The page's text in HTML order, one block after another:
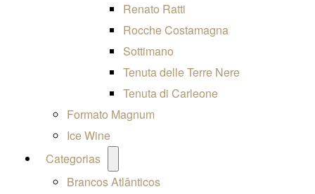
Renato Ratti
Rocche Costamagna
Sottimano
Tenuta delle Terre Nere
Tenuta di Carleone
Formato Magnum
Ice Wine
Categorias
menu
Brancos Atlânticos